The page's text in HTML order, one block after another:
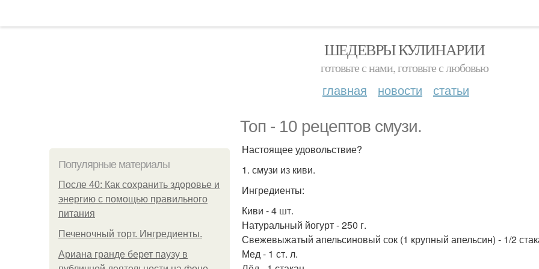
ШЕДЕВРЫ КУЛИНАРИИ
готовьте с нами, готовьте с любовью
главная новости статьи
Топ - 10 рецептов смузи.
Популярные материалы
После 40: Как сохранить здоровье и
энергию с помощью правильного
питания
Печеночный торт. Ингредиенты.
Ариана гранде берет паузу в
Настоящее удовольствие?
1. смузи из киви.
Ингредиенты:
Киви - 4 шт.
Натуральный йогурт - 250 г.
Свежевыжатый апельсиновый сок (1 крупный апельсин) - 1/2
Мед - 1 ст. л.